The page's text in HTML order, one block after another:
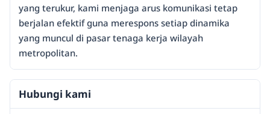
yang terukur, kami menjaga arus komunikasi tetap
berjalan efektif guna merespons setiap dinamika
yang muncul di pasar tenaga kerja wilayah
metropolitan.
Hubungi kami